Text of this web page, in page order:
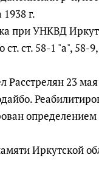
г.
при УНКВД
ст. ст. 58-1 "а", 58-
Расстрелян 23
Иркутской